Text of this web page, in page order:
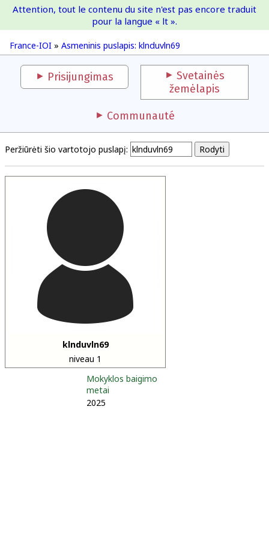
France-IOI
France-IOI » Asmeninis puslapis: klnduvln69
Attention, tout le contenu du site n'est pas encore traduit
pour la langue « lt ».
Prisijungimas
Svetainės
žemėlapis
Communauté
Peržiūrėti šio vartotojo puslapį:
klnduvln69
niveau 1
Mokyklos baigimo
metai
2025